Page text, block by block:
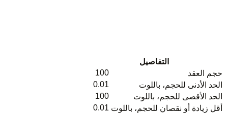
التفاصيل
حجم العقد
100
الحد الأدنى للحجم، باللوت
0.01
الحد الأقصى للحجم، باللوت
100
أقل زيادة أو نقصان للحجم، باللوت 0.01